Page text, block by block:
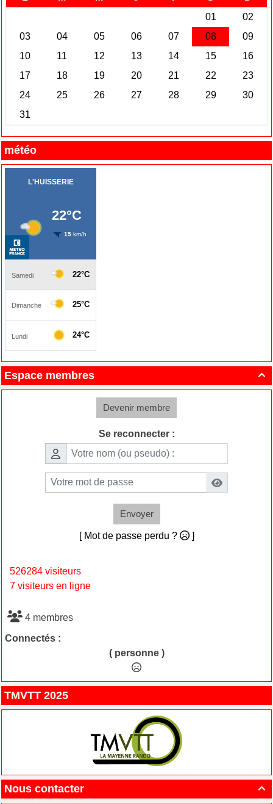
météo

Espace membres
Devenir membre
Se reconnecter :
Envoyer
[ Mot de passe perdu ? ]
526284 visiteurs
7 visiteurs en ligne
4 membres
Connectés :
( personne )
TMVTT 2025

Nous contacter